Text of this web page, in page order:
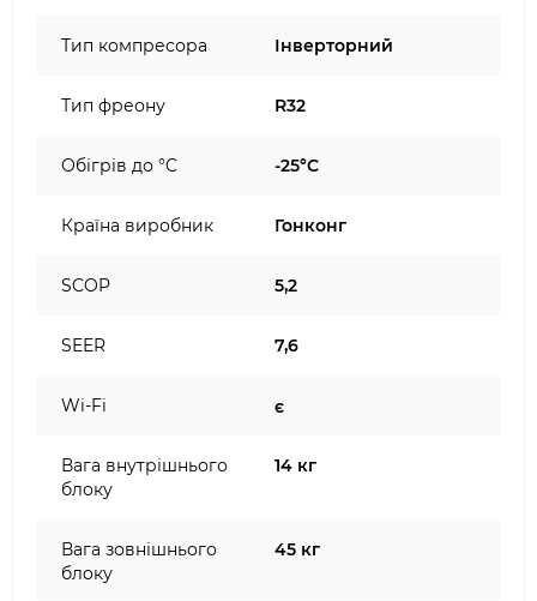
Тип компресора Інверторний
Тип фреону R32
Обігрів до °C -25°C
Країна виробник Гонконг
SCOP 5,2
SEER 7,6
Wi-Fi є
Вага внутрішнього
блоку
14 кг
Вага зовнішнього
блоку
45 кг